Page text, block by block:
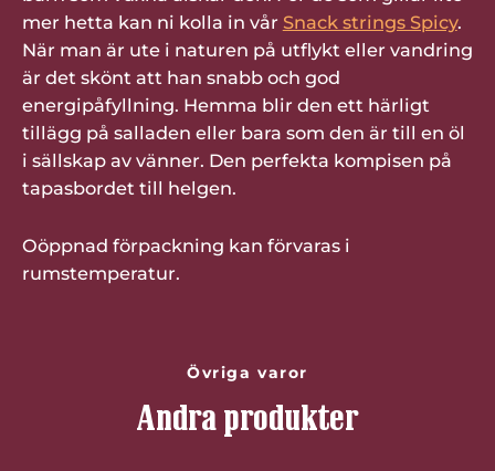
mer hetta kan ni kolla in vår Snack strings Spicy.
När man är ute i naturen på utflykt eller vandring
är det skönt att han snabb och god
energipåfyllning. Hemma blir den ett härligt
tillägg på salladen eller bara som den är till en öl
i sällskap av vänner. Den perfekta kompisen på
tapasbordet till helgen.
Oöppnad förpackning kan förvaras i
rumstemperatur.
Övriga varor
Andra produkter